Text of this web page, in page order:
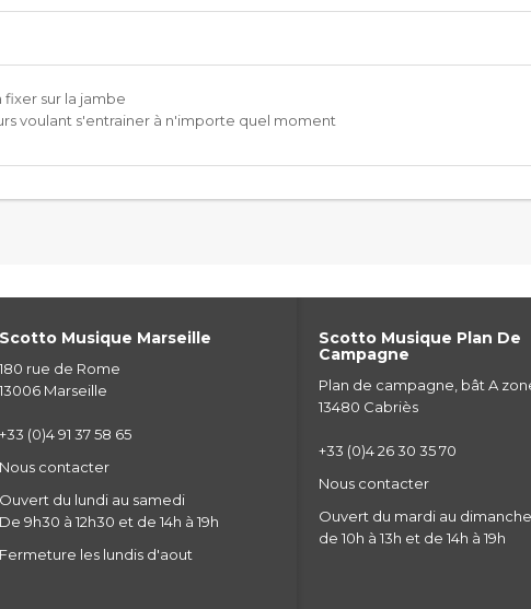
sur la jambe
voulant s'entrainer à n'importe quel moment
Scotto Musique Marseille
180 rue de Rome
13006 Marseille
+33 (0)4 91 37 58 65
Nous contacter
Ouvert du lundi au samedi
De 9h30 à 12h30 et de 14h à 19h
Fermeture les lundis d'aout
Scotto Musique Plan De
Campagne
Plan de campagne, bât A
13480 Cabriès
+33 (0)4 26 30 35 70
Nous contacter
Ouvert du mardi au dimanche
de 10h à 13h et de 14h à 19h